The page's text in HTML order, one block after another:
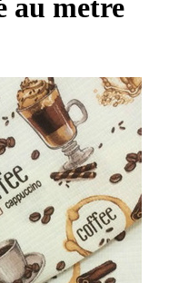
au metre